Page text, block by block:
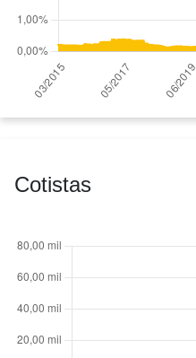
Cotistas